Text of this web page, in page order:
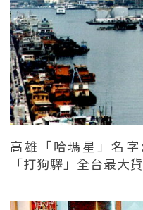
高雄「哈瑪星」名
「打狗驛」全台最大